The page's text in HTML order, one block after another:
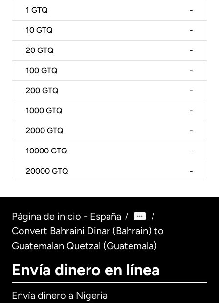
1 GTQ -
10 GTQ -
20 GTQ -
100 GTQ -
200 GTQ -
1000 GTQ -
2000 GTQ -
10000 GTQ -
20000 GTQ -
Página de inicio - España / /
Convert Bahraini Dinar (Bahrain) to
Guatemalan Quetzal (Guatemala)
Envía dinero en línea
Envía dinero a Nigeria